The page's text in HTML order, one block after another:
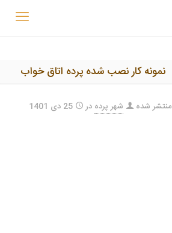
نمونه کار نصب شده پرده اتاق خواب
منتشر شده شهر پرده در 25 دی 1401